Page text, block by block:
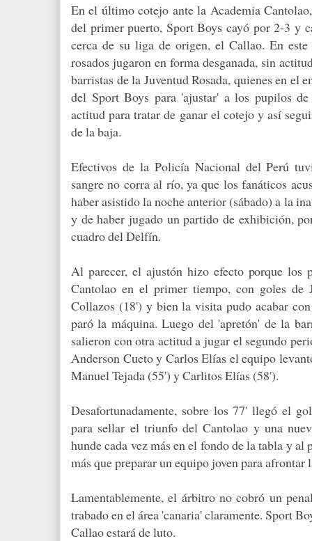
En el último cotejo ante la Academia
del primer puerto, Sport Boys cayó por 2-3 y
cerca de su liga de origen, el Callao. En
rosados jugaron en forma desganada, sin
barristas de la Juventud Rosada, quienes en el
del Sport Boys para 'ajustar' a los pupilos
actitud para tratar de ganar el cotejo y así
de la baja.
Efectivos de la Policía Nacional del Perú
sangre no corra al río, ya que los fanáticos
haber asistido la noche anterior (sábado) a la
y de haber jugado un partido de exhibición,
cuadro del Delfín.
Al parecer, el ajustón hizo efecto porque los
Cantolao en el primer tiempo, con goles de
Collazos (18') y bien la visita pudo acabar
paró la máquina. Luego del 'apretón' de la
salieron con otra actitud a jugar el segundo
Anderson Cueto y Carlos Elías el equipo
Manuel Tejada (55') y Carlitos Elías (58').
Desafortunadamente, sobre los 77' llegó el
para sellar el triunfo del Cantolao y una
hunde cada vez más en el fondo de la tabla y al
más que preparar un equipo joven para
Lamentablemente, el árbitro no cobró un
trabado en el área 'canaria' claramente. Sport
Callao estará de luto.